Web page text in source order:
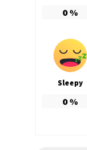
0%
Sleepy
0%